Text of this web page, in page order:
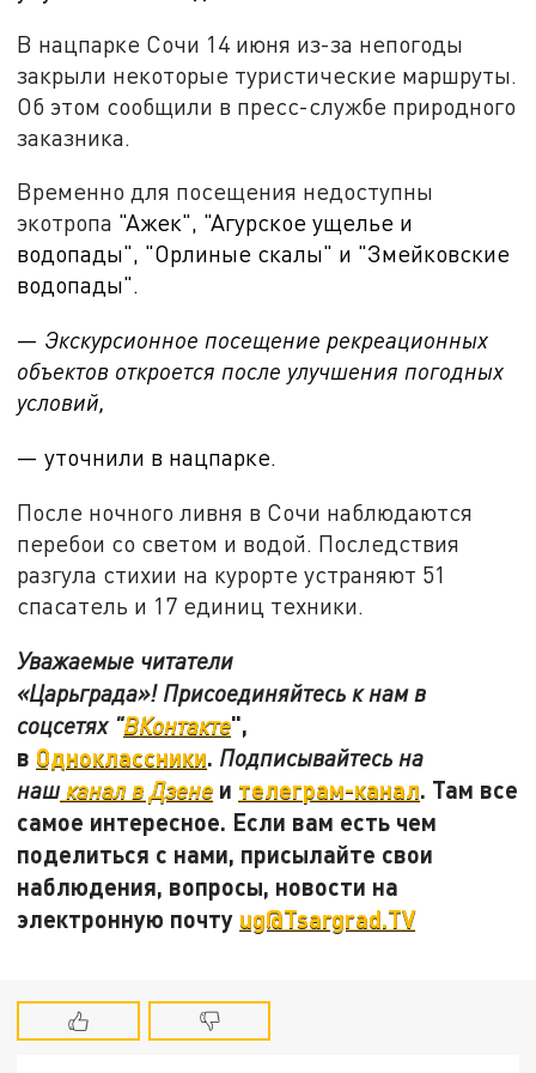
В нацпарке Сочи 14 июня из-за непогоды
закрыли некоторые туристические маршруты.
Об этом сообщили в пресс-службе природного
заказника.
Временно для посещения недоступны
экотропа "Ажек", "Агурское ущелье и
водопады", "Орлиные скалы" и "Змейковские
водопады".
— Экскурсионное посещение рекреационных
объектов откроется после улучшения погодных
условий,
— уточнили в нацпарке.
После ночного ливня в Сочи наблюдаются
перебои со светом и водой. Последствия
разгула стихии на курорте устраняют 51
спасатель и 17 единиц техники.
Уважаемые читатели
«Царьграда»! Присоединяйтесь к нам в
соцсетях "ВКонтакте",
в Одноклассники. Подписывайтесь на
наш канал в Дзене и телеграм-канал. Там все
самое интересное. Если вам есть чем
поделиться с нами, присылайте свои
наблюдения, вопросы, новости на
электронную почту ug@Tsargrad.TV